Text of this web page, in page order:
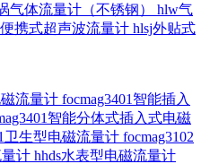
气体流量计（不锈钢） hlw气
携式超声波流量计 hlsj外贴式
流量计 focmag3401智能插入
智能分体式插入式电磁
卫生型电磁流量计 focmag3102
计 hhds水表型电磁流量计